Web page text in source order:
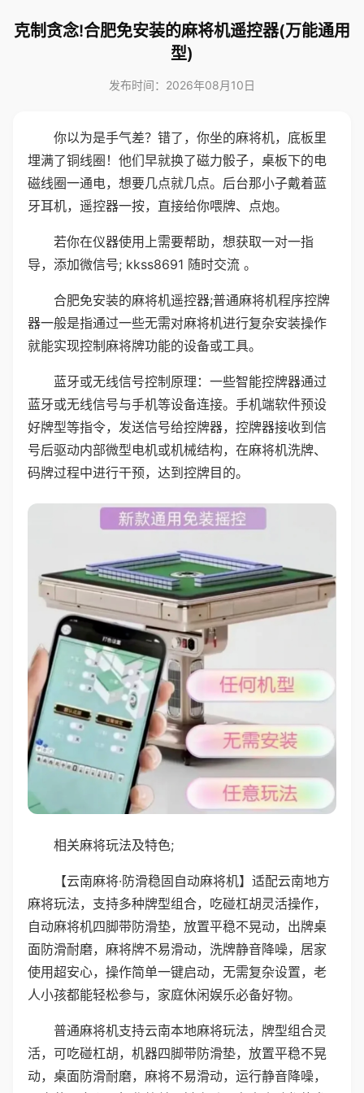
克制贪念!合肥免安装的麻将机遥控器(万能通用
型)
发布时间：2026年08月10日
你以为是手气差？错了，你坐的麻将机，底板里
埋满了铜线圈！他们早就换了磁力骰子，桌板下的电
磁线圈一通电，想要几点就几点。后台那小子戴着蓝
牙耳机，遥控器一按，直接给你喂牌、点炮。
若你在仪器使用上需要帮助，想获取一对一指
导，添加微信号; kkss8691 随时交流 。
合肥免安装的麻将机遥控器;普通麻将机程序控牌
器一般是指通过一些无需对麻将机进行复杂安装操作
就能实现控制麻将牌功能的设备或工具。
蓝牙或无线信号控制原理：一些智能控牌器通过
蓝牙或无线信号与手机等设备连接。手机端软件预设
好牌型等指令，发送信号给控牌器，控牌器接收到信
号后驱动内部微型电机或机械结构，在麻将机洗牌、
码牌过程中进行干预，达到控牌目的。
相关麻将玩法及特色;
【云南麻将·防滑稳固自动麻将机】适配云南地方
麻将玩法，支持多种牌型组合，吃碰杠胡灵活操作，
自动麻将机四脚带防滑垫，放置平稳不晃动，出牌桌
面防滑耐磨，麻将牌不易滑动，洗牌静音降噪，居家
使用超安心，操作简单一键启动，无需复杂设置，老
人小孩都能轻松参与，家庭休闲娱乐必备好物。
普通麻将机支持云南本地麻将玩法，牌型组合灵
活，可吃碰杠胡，机器四脚带防滑垫，放置平稳不晃
动，桌面防滑耐磨，麻将不易滑动，运行静音降噪，